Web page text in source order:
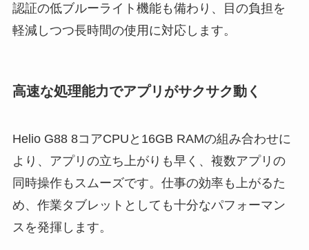
認証の低ブルーライト機能も備わり、目の負担を
軽減しつつ長時間の使用に対応します。
高速な処理能力でアプリがサクサク動く
Helio G88 8コアCPUと16GB RAMの組み合わせに
より、アプリの立ち上がりも早く、複数アプリの
同時操作もスムーズです。仕事の効率も上がるた
め、作業タブレットとしても十分なパフォーマン
スを発揮します。